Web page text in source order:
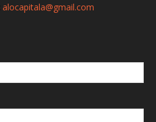
alocapitala@gmail.com